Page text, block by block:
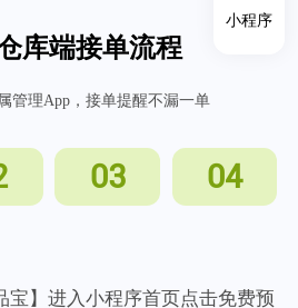
库端接单流程
管理App，接单提醒不漏一单
03 04
宝】进入小程序首页点击免费预
小程序